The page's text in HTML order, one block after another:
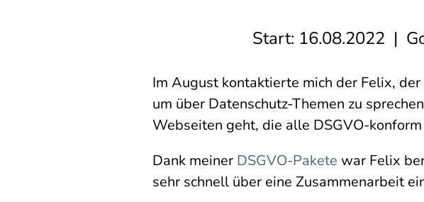
Start: 16.08.2022 |
Im August kontaktierte mich der Felix,
um über Datenschutz-Themen zu
Webseiten geht, die alle DSGVO-
Dank meiner DSGVO-Pakete war Felix
sehr schnell über eine Zusammenarbeit